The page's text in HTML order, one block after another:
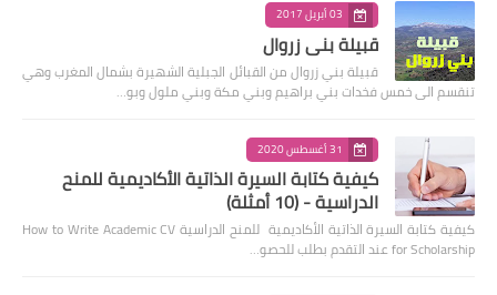
03 أبريل 2017
قبيلة بني زروال
قبيلة بني زروال من القبائل الجبلية الشهيرة بشمال المغرب وهي
تنقسم الى خمس فخدات بني براهيم وبني مكة وبني ملول وبو…
31 أغسطس 2020
كيفية كتابة السيرة الذاتية الأكاديمية للمنح
الدراسية - (10 أمثلة)
كيفية كتابة السيرة الذاتية الأكاديمية للمنح الدراسية How to Write Academic CV
for Scholarship عند التقدم بطلب للحصو…